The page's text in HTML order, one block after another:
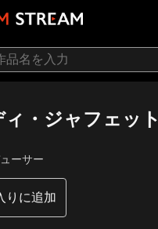
・ジャフェット
ーサー
りに追加